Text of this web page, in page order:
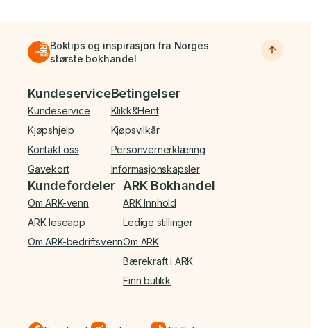
Boktips og inspirasjon fra Norges
største bokhandel
Bunnmeny
Kundeservice
Kundeservice
Kjøpshjelp
Kontakt oss
Gavekort
Betingelser
Klikk&Hent
Kjøpsvilkår
Personvernerklæring
Informasjonskapsler
Kundefordeler
Om ARK-venn
ARK leseapp
Om ARK-bedriftsvenn
ARK Bokhandel
ARK Innhold
Ledige stillinger
Om ARK
Bærekraft i ARK
Finn butikk